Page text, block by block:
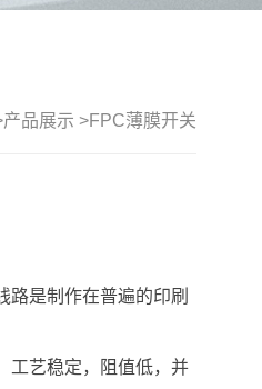
产品展示 >FPC薄膜开关
路是制作在普遍的印刷
工艺稳定，阻值低，并